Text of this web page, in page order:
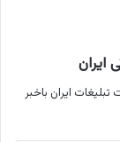
ایران
تبلیغات ایران باخبر